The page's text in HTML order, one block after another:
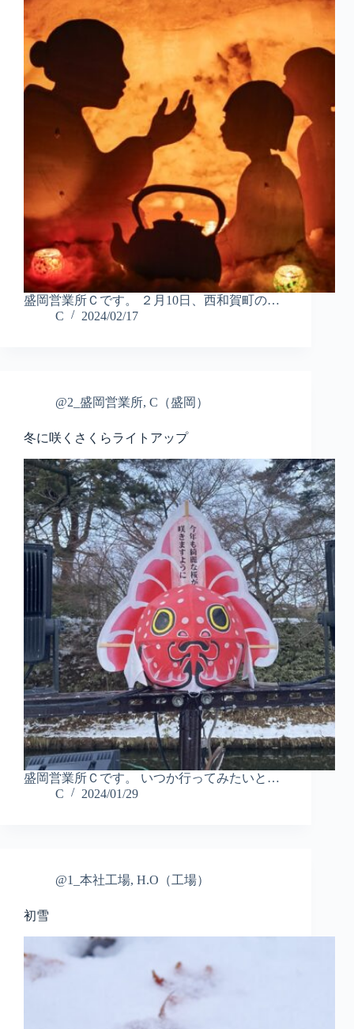
盛岡営業所Ｃです。 ２月10日、西和賀町の…
C
2024/02/17
@2_盛岡営業所, C（盛岡）
冬に咲くさくらライトアップ
盛岡営業所Ｃです。 いつか行ってみたいと…
C
2024/01/29
@1_本社工場, H.O（工場）
初雪